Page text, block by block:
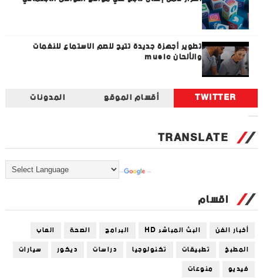
تطوير أجهزة جديدة تتيح للصم الاستماع للنغمات
والألحان music
TWITTER أقسام الموقع المدونات
TRANSLATE
اقسام
أخبار الفن البث المباشر HD البرامج الصحة
العاب
المطبخ
تطبيقات تكنولوجيا دراسات ديكور
سيارات
فيديو
منوعات